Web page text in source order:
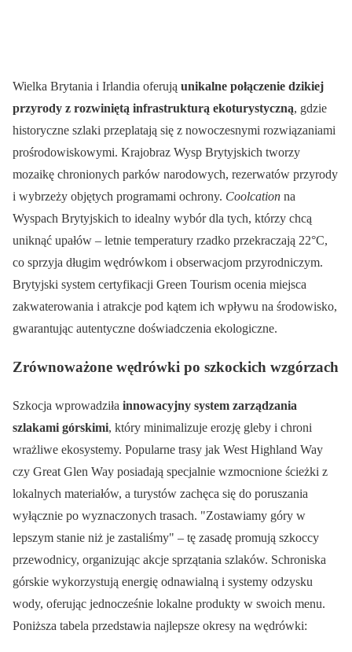
Wielka Brytania i Irlandia oferują unikalne połączenie dzikiej
przyrody z rozwiniętą infrastrukturą ekoturystyczną, gdzie
historyczne szlaki przeplatają się z nowoczesnymi rozwiązaniami
prośrodowiskowymi. Krajobraz Wysp Brytyjskich tworzy
mozaikę chronionych parków narodowych, rezerwatów przyrody
i wybrzeży objętych programami ochrony. Coolcation na
Wyspach Brytyjskich to idealny wybór dla tych, którzy chcą
uniknąć upałów – letnie temperatury rzadko przekraczają 22°C,
co sprzyja długim wędrówkom i obserwacjom przyrodniczym.
Brytyjski system certyfikacji Green Tourism ocenia miejsca
zakwaterowania i atrakcje pod kątem ich wpływu na środowisko,
gwarantując autentyczne doświadczenia ekologiczne.
Zrównoważone wędrówki po szkockich wzgórzach
Szkocja wprowadziła innowacyjny system zarządzania
szlakami górskimi, który minimalizuje erozję gleby i chroni
wrażliwe ekosystemy. Popularne trasy jak West Highland Way
czy Great Glen Way posiadają specjalnie wzmocnione ścieżki z
lokalnych materiałów, a turystów zachęca się do poruszania
wyłącznie po wyznaczonych trasach.
Zostawiamy góry w
lepszym stanie niż je zastaliśmy
– tę zasadę promują szkoccy
przewodnicy, organizując akcje sprzątania szlaków. Schroniska
górskie wykorzystują energię odnawialną i systemy odzysku
wody, oferując jednocześnie lokalne produkty w swoich menu.
Poniższa tabela przedstawia najlepsze okresy na wędrówki: